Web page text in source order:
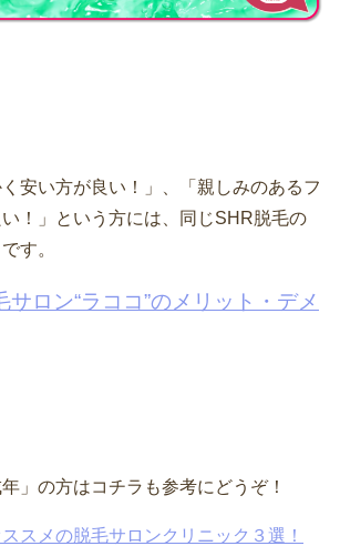
安い方が良い！」、「親しみのあるフ
！」という方には、同じSHR脱毛の
す。
サロン“ラココ”のメリット・デメ
」の方はコチラも参考にどうぞ！
ススメの脱毛サロンクリニック３選！